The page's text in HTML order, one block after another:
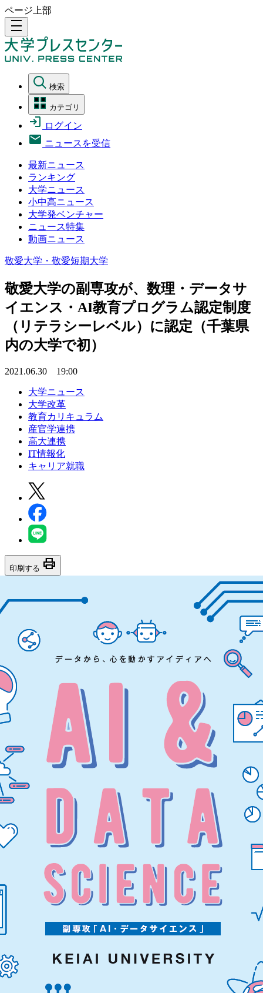
ページ上部
density_medium
検索
カテゴリ
ログイン
ニュースを受信
最新ニュース
ランキング
大学ニュース
小中高ニュース
大学発ベンチャー
ニュース特集
動画ニュース
敬愛大学・敬愛短期大学
敬愛大学の副専攻が、数理・データサ
イエンス・AI教育プログラム認定制度
（リテラシーレベル）に認定（千葉県
内の大学で初）
2021.06.30 19:00
大学ニュース
大学改革
教育カリキュラム
産官学連携
高大連携
IT情報化
キャリア就職
印刷する print